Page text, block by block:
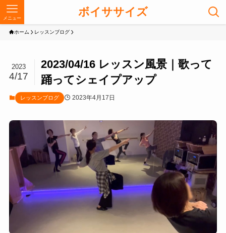
ボイササイズ
メニュー
ホーム レッスンブログ
2023/04/16 レッスン風景｜歌って
踊ってシェイプアップ
2023
4/17
レッスンブログ 2023年4月17日